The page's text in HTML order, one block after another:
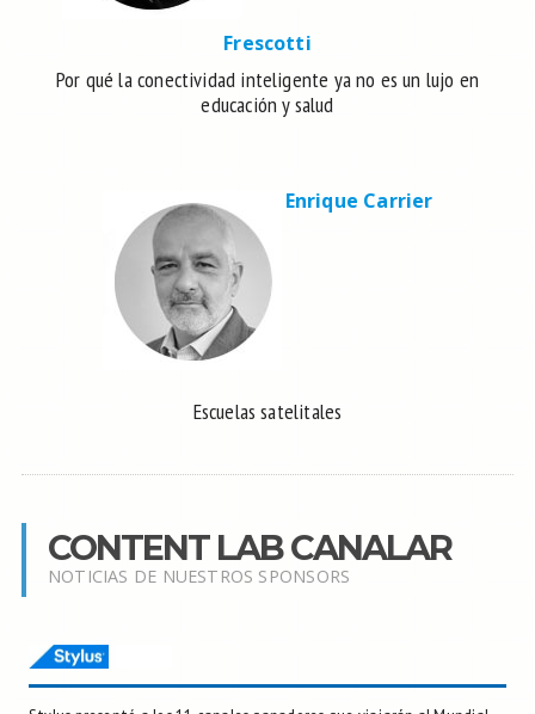
Frescotti
Por qué la conectividad inteligente ya no es un lujo en
educación y salud
Enrique Carrier
Escuelas satelitales
CONTENT LAB CANALAR
NOTICIAS DE NUESTROS SPONSORS